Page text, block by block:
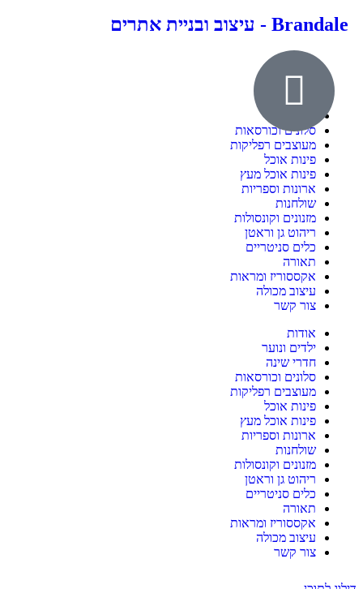
Brandale - עיצוב ובניית אתרים
ילדים ונוער
סלונים וכורסאות
מעוצבים רפליקות
פינות אוכל
פינות אוכל מעץ
ארונות וספריות
שולחנות
מזנונים וקונסולות
ריהוט גן וראטן
כלים סניטריים
תאורה
אקססוריז ומראות
עיצוב מכולה
צור קשר
אודות
ילדים ונוער
חדרי שינה
סלונים וכורסאות
מעוצבים רפליקות
פינות אוכל
פינות אוכל מעץ
ארונות וספריות
שולחנות
מזנונים וקונסולות
ריהוט גן וראטן
כלים סניטריים
תאורה
אקססוריז ומראות
עיצוב מכולה
צור קשר